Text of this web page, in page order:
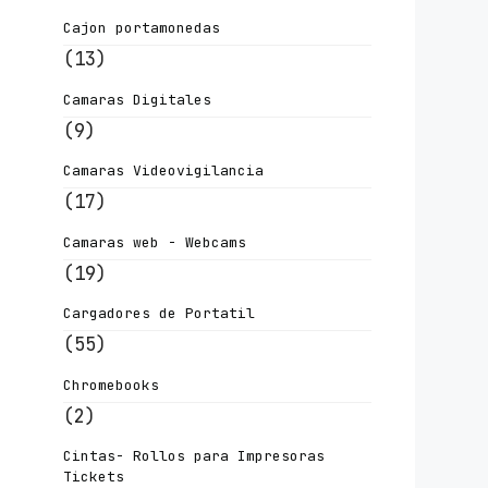
Cajon portamonedas
(13)
Camaras Digitales
(9)
Camaras Videovigilancia
(17)
Camaras web - Webcams
(19)
Cargadores de Portatil
(55)
Chromebooks
(2)
Cintas- Rollos para Impresoras
Tickets